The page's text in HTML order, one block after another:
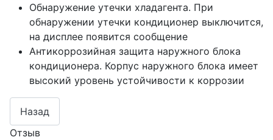
Обнаружение утечки хладагента. При
обнаружении утечки кондиционер выключится,
на дисплее появится сообщение
Антикоррозийная защита наружного блока
кондиционера. Корпус наружного блока имеет
высокий уровень устойчивости к коррозии
Отзыв